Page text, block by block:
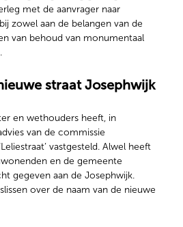
met de aanvrager naar
zowel aan de belangen van de
van behoud van monumentaal
straat Josephwijk
en wethouders heeft, in
van de commissie
vastgesteld. Alwel heeft
en de gemeente
gegeven aan de Josephwijk.
over de naam van de nieuwe